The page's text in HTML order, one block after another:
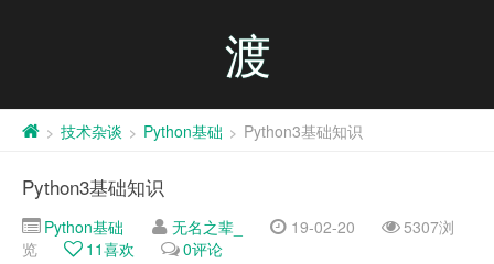
渡
> 技术杂谈 > Python基础 > Python3基础知识
Python3基础知识
Python基础 无名之辈_ 19-02-20
5307浏
览
11喜欢 0评论